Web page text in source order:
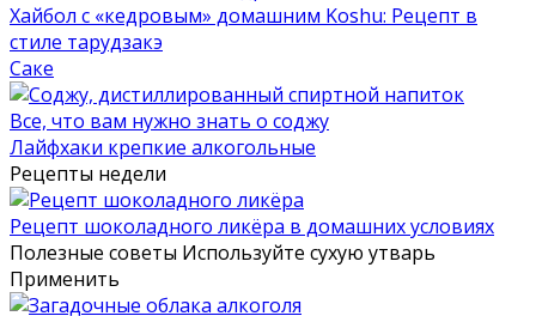
Хайбол с «кедровым» домашним Koshu: Рецепт в
стиле тарудзакэ
Саке
Все, что вам нужно знать о соджу
Лайфхаки крепкие алкогольные
Рецепты недели
Рецепт шоколадного ликёра в домашних условиях
Полезные советы Используйте сухую утварь
Применить